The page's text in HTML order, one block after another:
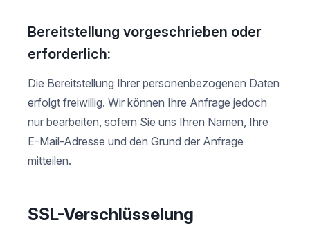
Bereitstellung vorgeschrieben oder
erforderlich:
Die Bereitstellung Ihrer personenbezogenen Daten
erfolgt freiwillig. Wir können Ihre Anfrage jedoch
nur bearbeiten, sofern Sie uns Ihren Namen, Ihre
E-Mail-Adresse und den Grund der Anfrage
mitteilen.
SSL-Verschlüsselung